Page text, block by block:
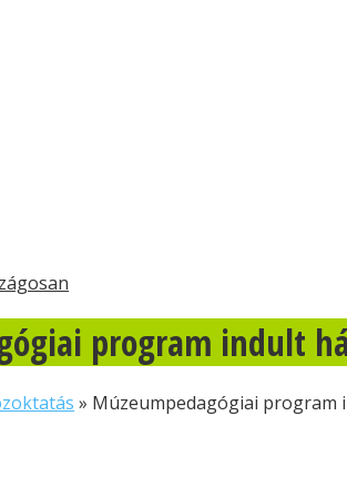
program indult
» Múzeumpedagógiai